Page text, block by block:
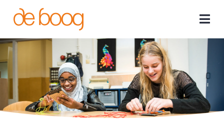
naar
Onze school
Onze leerlingen